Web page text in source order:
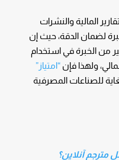
المالية والنشرات
لضمان الدقة، حيث إن
من الخبرة في استخدام
ولهذا فإن “امتياز”
للصناعات المصرفية
آنلاین؟